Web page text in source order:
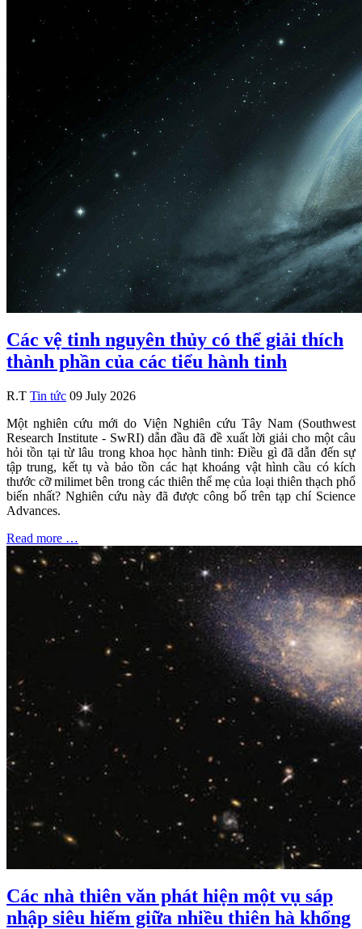
Các vệ tinh nguyên thủy có thể giải thích
thành phần của các tiểu hành tinh
R.T Tin tức 09 July 2026
Một nghiên cứu mới do Viện Nghiên cứu Tây Nam (Southwest
Research Institute - SwRI) dẫn đầu đã đề xuất lời giải cho một câu
hỏi tồn tại từ lâu trong khoa học hành tinh: Điều gì đã dẫn đến sự
tập trung, kết tụ và bảo tồn các hạt khoáng vật hình cầu có kích
thước cỡ milimet bên trong các thiên thể mẹ của loại thiên thạch phổ
biến nhất? Nghiên cứu này đã được công bố trên tạp chí Science
Advances.
Read more …
Các nhà thiên văn phát hiện một vụ sáp
nhập siêu hiếm giữa nhiều thiên hà khổng